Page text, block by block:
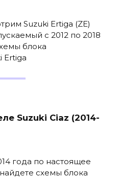
Suzuki Ertiga (ZE)
с 2012 по 2018
блока
Ertiga
Suzuki Ciaz (2014-
года по настоящее
схемы блока